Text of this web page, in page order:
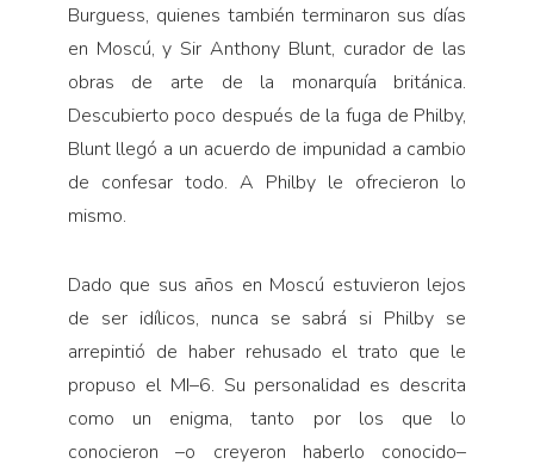
Burguess, quienes también terminaron sus días
en Moscú, y Sir Anthony Blunt, curador de las
obras de arte de la monarquía británica.
Descubierto poco después de la fuga de Philby,
Blunt llegó a un acuerdo de impunidad a cambio
de confesar todo. A Philby le ofrecieron lo
mismo.
Dado que sus años en Moscú estuvieron lejos
de ser idílicos, nunca se sabrá si Philby se
arrepintió de haber rehusado el trato que le
propuso el MI–6. Su personalidad es descrita
como un enigma, tanto por los que lo
conocieron –o creyeron haberlo conocido–